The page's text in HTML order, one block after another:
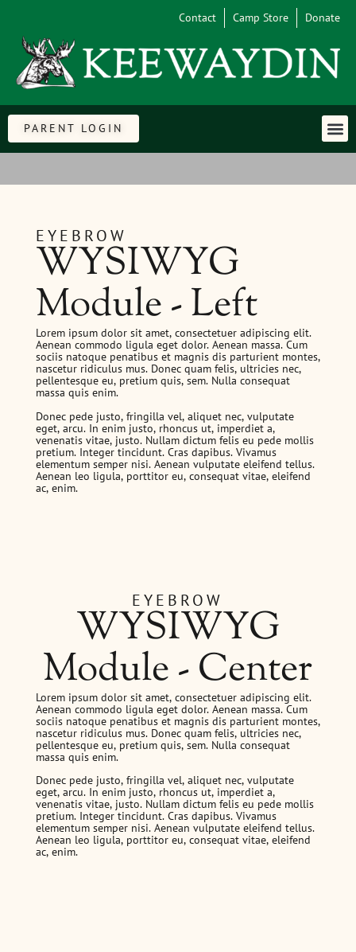
Contact Camp Store Donate
PARENT LOGIN
EYEBROW
WYSIWYG
Module - Left
Lorem ipsum dolor sit amet, consectetuer adipiscing elit.
Aenean commodo ligula eget dolor. Aenean massa. Cum
sociis natoque penatibus et magnis dis parturient montes,
nascetur ridiculus mus. Donec quam felis, ultricies nec,
pellentesque eu, pretium quis, sem. Nulla consequat
massa quis enim.
Donec pede justo, fringilla vel, aliquet nec, vulputate
eget, arcu. In enim justo, rhoncus ut, imperdiet a,
venenatis vitae, justo. Nullam dictum felis eu pede mollis
pretium. Integer tincidunt. Cras dapibus. Vivamus
elementum semper nisi. Aenean vulputate eleifend tellus.
Aenean leo ligula, porttitor eu, consequat vitae, eleifend
ac, enim.
EYEBROW
WYSIWYG
Module - Center
Lorem ipsum dolor sit amet, consectetuer adipiscing elit.
Aenean commodo ligula eget dolor. Aenean massa. Cum
sociis natoque penatibus et magnis dis parturient montes,
nascetur ridiculus mus. Donec quam felis, ultricies nec,
pellentesque eu, pretium quis, sem. Nulla consequat
massa quis enim.
Donec pede justo, fringilla vel, aliquet nec, vulputate
eget, arcu. In enim justo, rhoncus ut, imperdiet a,
venenatis vitae, justo. Nullam dictum felis eu pede mollis
pretium. Integer tincidunt. Cras dapibus. Vivamus
elementum semper nisi. Aenean vulputate eleifend tellus.
Aenean leo ligula, porttitor eu, consequat vitae, eleifend
ac, enim.